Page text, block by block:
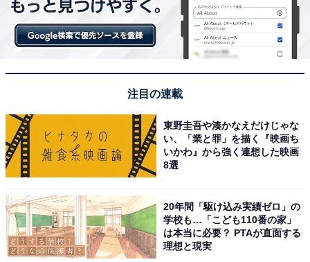
注目の連載
東野圭吾や湊かなえだけじゃな
い、「業と罪」を描く『映画ち
いかわ』から強く連想した映画
8選
20年間「駆け込み実績ゼロ」の
学校も…「こども110番の家」
は本当に必要？ PTAが直面する
理想と現実